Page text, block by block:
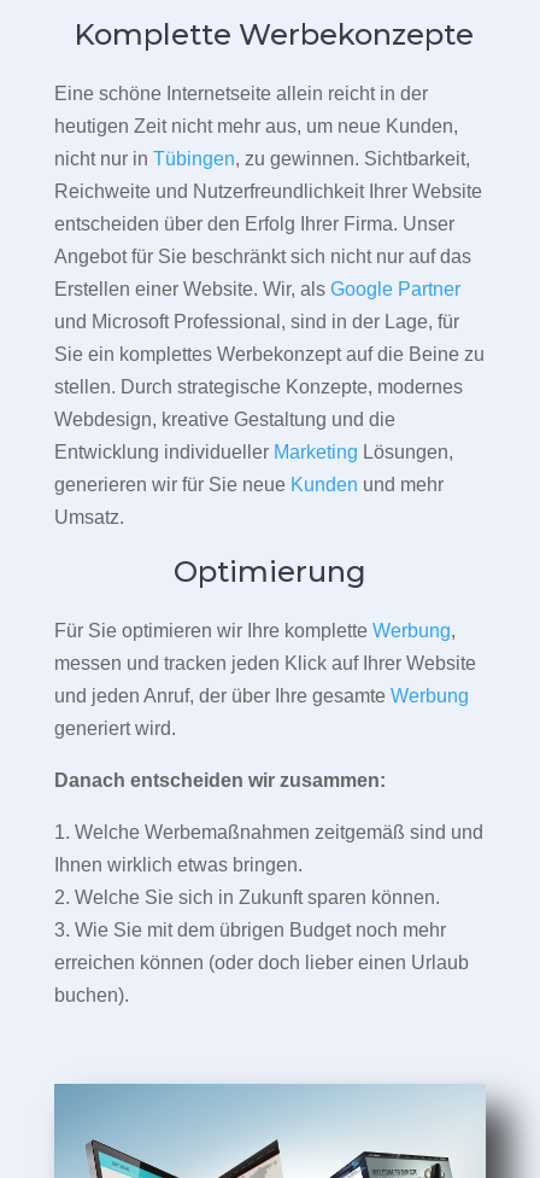
Komplette Werbekonzepte
Eine schöne Internetseite allein reicht in der
heutigen Zeit nicht mehr aus, um neue Kunden,
nicht nur in Tübingen, zu gewinnen. Sichtbarkeit,
Reichweite und Nutzerfreundlichkeit Ihrer Website
entscheiden über den Erfolg Ihrer Firma. Unser
Angebot für Sie beschränkt sich nicht nur auf das
Erstellen einer Website. Wir, als Google Partner
und Microsoft Professional, sind in der Lage, für
Sie ein komplettes Werbekonzept auf die Beine zu
stellen. Durch strategische Konzepte, modernes
Webdesign, kreative Gestaltung und die
Entwicklung individueller Marketing Lösungen,
generieren wir für Sie neue Kunden und mehr
Umsatz.
Optimierung
Für Sie optimieren wir Ihre komplette Werbung,
messen und tracken jeden Klick auf Ihrer Website
und jeden Anruf, der über Ihre gesamte Werbung
generiert wird.
Danach entscheiden wir zusammen:
1. Welche Werbemaßnahmen zeitgemäß sind und
Ihnen wirklich etwas bringen.
2. Welche Sie sich in Zukunft sparen können.
3. Wie Sie mit dem übrigen Budget noch mehr
erreichen können (oder doch lieber einen Urlaub
buchen).